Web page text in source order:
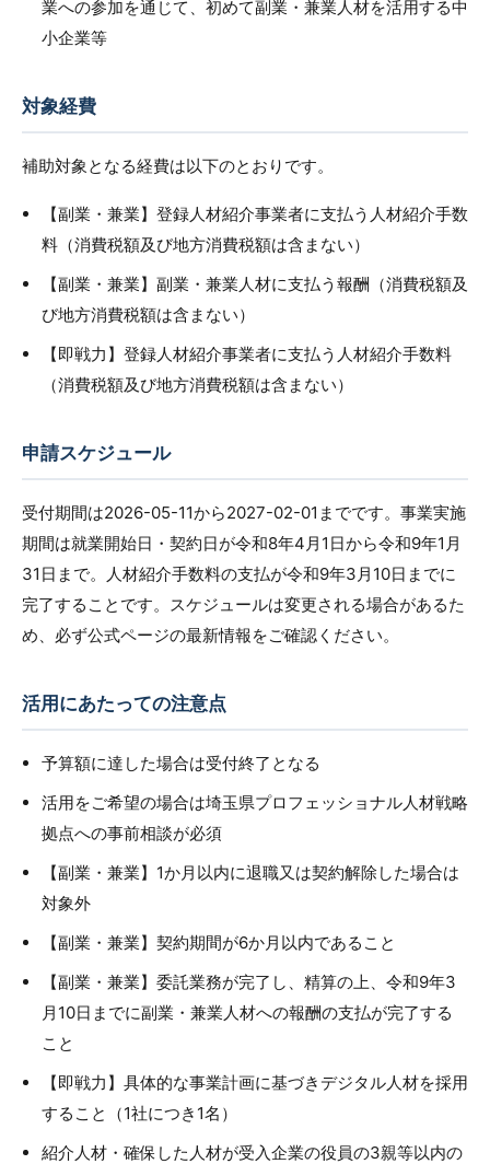
業への参加を通じて、初めて副業・兼業人材を活用する中
小企業等
対象経費
補助対象となる経費は以下のとおりです。
【副業・兼業】登録人材紹介事業者に支払う人材紹介手数
料（消費税額及び地方消費税額は含まない）
【副業・兼業】副業・兼業人材に支払う報酬（消費税額及
び地方消費税額は含まない）
【即戦力】登録人材紹介事業者に支払う人材紹介手数料
（消費税額及び地方消費税額は含まない）
申請スケジュール
受付期間は2026-05-11から2027-02-01までです。事業実施
期間は就業開始日・契約日が令和8年4月1日から令和9年1月
31日まで。人材紹介手数料の支払が令和9年3月10日までに
完了することです。スケジュールは変更される場合があるた
め、必ず公式ページの最新情報をご確認ください。
活用にあたっての注意点
予算額に達した場合は受付終了となる
活用をご希望の場合は埼玉県プロフェッショナル人材戦略
拠点への事前相談が必須
【副業・兼業】1か月以内に退職又は契約解除した場合は
対象外
【副業・兼業】契約期間が6か月以内であること
【副業・兼業】委託業務が完了し、精算の上、令和9年3
月10日までに副業・兼業人材への報酬の支払が完了する
こと
【即戦力】具体的な事業計画に基づきデジタル人材を採用
すること（1社につき1名）
紹介人材・確保した人材が受入企業の役員の3親等以内の